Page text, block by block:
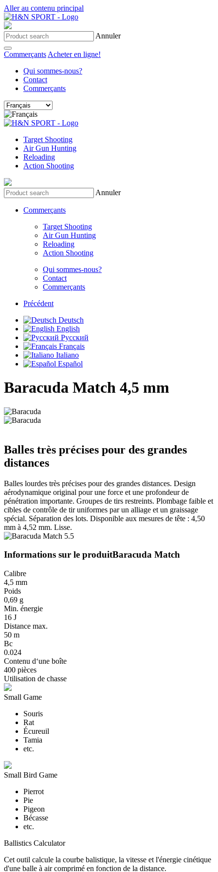
Aller au contenu principal
Annuler
Commerçants Acheter en ligne!
Qui sommes-nous?
Contact
Commerçants
Target Shooting
Air Gun Hunting
Reloading
Action Shooting
Annuler
Commerçants
Target Shooting
Air Gun Hunting
Reloading
Action Shooting
Qui sommes-nous?
Contact
Commerçants
Précédent
Deutsch
English
Русский
Français
Italiano
Español
Baracuda Match 4,5 mm
Balles très précises pour des grandes
distances
Balles lourdes très précises pour des grandes distances. Design
aérodynamique original pour une force et une profondeur de
pénétration importante. Groupes de tirs restreints. Plombage faible et
cibles de contrôle de tir uniformes par un alliage et un graissage
spécial. Séparation des lots. Disponible aux mesures de tête : 4,50
mm à 4,52 mm. Lisse.
Informations sur le produitBaracuda Match
Calibre
4,5 mm
Poids
0,69 g
Min. énergie
16 J
Distance max.
50 m
Bc
0.024
Contenu d‘une boîte
400 pièces
Utilisation de chasse
Small Game
Souris
Rat
Écureuil
Tamia
etc.
Small Bird Game
Pierrot
Pie
Pigeon
Bécasse
etc.
Ballistics Calculator
Cet outil calcule la courbe balistique, la vitesse et l'énergie cinétique
d'une balle à air comprimé en fonction de la distance.